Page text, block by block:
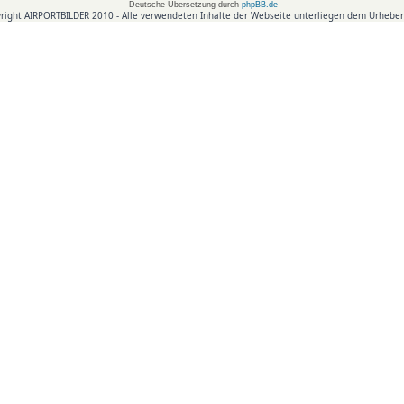
Deutsche Übersetzung durch phpBB.de
AIRPORTBILDER 2010 - Alle verwendeten Inhalte der Webseite unterliegen dem